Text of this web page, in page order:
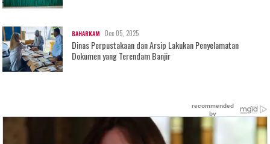
BAHARKAM Dec 05, 2025
Dinas Perpustakaan dan Arsip Lakukan Penyelamatan
Dokumen yang Terendam Banjir